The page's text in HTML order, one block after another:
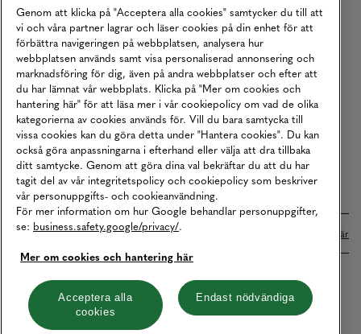
Köpvillkor
Karriär
Vårt Ansvar
Våra Tjänster
Press
Studentrabatt
B2B
Tillgänglighetsredogörelse
Betalningar online sköts i samarbete med Klarna. Läs mer här
Cookies Integritetspolicy
Hantera cookies
Genom att klicka på "Acceptera alla cookies" samtycker du till att
vi och våra partner lagrar och läser cookies på din enhet för att
förbättra navigeringen på webbplatsen, analysera hur
webbplatsen används samt visa personaliserad annonsering och
marknadsföring för dig, även på andra webbplatser och efter att
du har lämnat vår webbplats. Klicka på "Mer om cookies och
hantering här" för att läsa mer i vår cookiepolicy om vad de olika
kategorierna av cookies används för. Vill du bara samtycka till
vissa cookies kan du göra detta under "Hantera cookies". Du kan
också göra anpassningarna i efterhand eller välja att dra tillbaka
ditt samtycke. Genom att göra dina val bekräftar du att du har
tagit del av vår integritetspolicy och cookiepolicy som beskriver
vår personuppgifts- och cookieanvändning.
För mer information om hur Google behandlar personuppgifter,
se: business.safety.google/privacy/.
Mer om cookies och hantering här
Acceptera alla
cookies
Endast nödvändiga